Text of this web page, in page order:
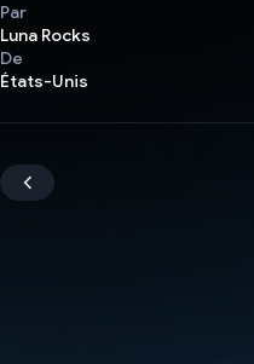
Par
Luna Rocks
De
États-Unis